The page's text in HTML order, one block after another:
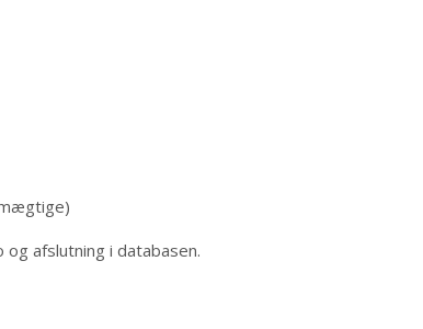
afslutning i databasen.